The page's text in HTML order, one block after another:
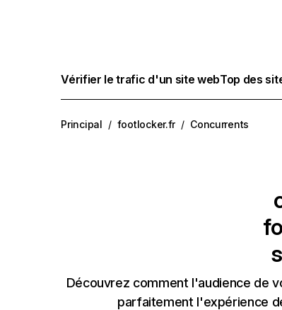
Vérifier le trafic d'un site webTop des
Principal / footlocker.fr / Concurrents
Découvrez comment l'audience de
parfaitement l'expérience